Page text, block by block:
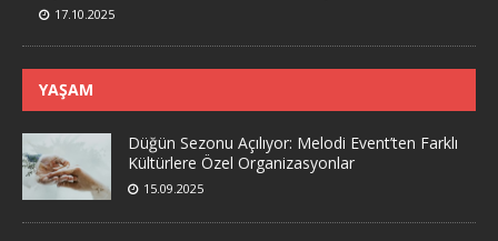
17.10.2025
YAŞAM
Düğün Sezonu Açılıyor: Melodi Event’ten Farklı
Kültürlere Özel Organizasyonlar
15.09.2025